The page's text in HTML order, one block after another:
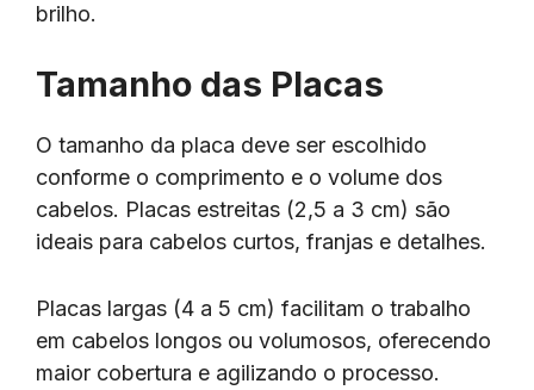
brilho.
Tamanho das Placas
O tamanho da placa deve ser escolhido
conforme o comprimento e o volume dos
cabelos. Placas estreitas (2,5 a 3 cm) são
ideais para cabelos curtos, franjas e detalhes.
Placas largas (4 a 5 cm) facilitam o trabalho
em cabelos longos ou volumosos, oferecendo
maior cobertura e agilizando o processo.